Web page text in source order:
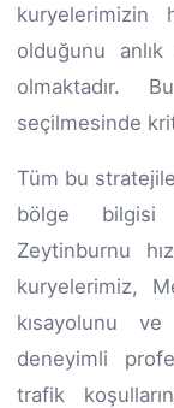
kuryelerimizin
olduğunu anlık
olmaktadır.
seçilmesinde
Tüm bu
bölge bilgisi
Zeytinburnu
kuryelerimiz,
kısayolunu
deneyimli
trafik